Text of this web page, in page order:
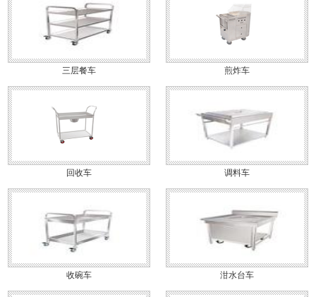
三层餐车 煎炸车
回收车 调料车
收碗车 泔水台车